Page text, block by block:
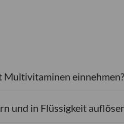
Multivitaminen einnehmen?
und in Flüssigkeit